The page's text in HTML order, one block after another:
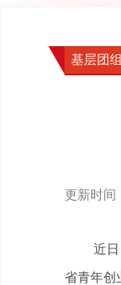
基层团
更新时间
近
省青年创